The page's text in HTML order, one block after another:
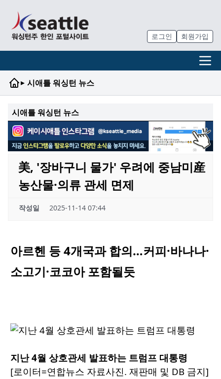
로그인 회원가입
▸ 시애틀 워싱턴 뉴스
시애틀 워싱턴 뉴스
美, '장바구니 물가' 우려에 중남미産
농산물·의류 관세 면제
작성일 2025-11-14 07:44
아르헨 등 4개국과 합의…커피·바나나·
소고기·코코아 포함될듯
지난 4월 상호관세 발표하는 트럼프 대통령
[로이터=연합뉴스 자료사진. 재판매 및 DB 금지]